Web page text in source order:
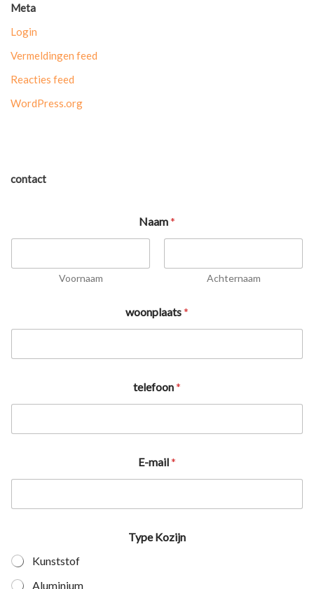
Meta
Login
Vermeldingen feed
Reacties feed
WordPress.org
contact
Naam*
Voornaam Achternaam
woonplaats*
telefoon*
E-mail*
Type Kozijn
Kunststof
Aluminium